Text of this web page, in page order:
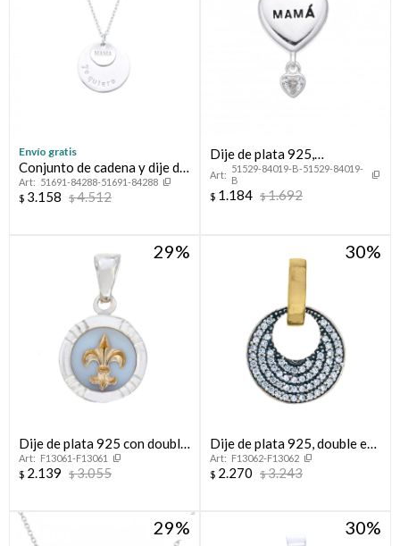
Envío gratis
Conjunto de cadena y dije de
plata 95 , TE AMO MAMÁ.
51691-84288-51691-84288
$ 3.158 $4.512
Dije de plata 925,
CORAZON PASANTE.
51529-84019-B-51529-84019-
B
$ 1.184 $1.692
29
Dije de plata 925 con double
de oro 18 ktes y nácar, FLOR
DE LIS
F13061-F13061
$ 2.139 $3.055
30
Dije de plata 925, double en
oro 18 ktes y circonias.
F13062-F13062
$ 2.270 $3.243
29 30